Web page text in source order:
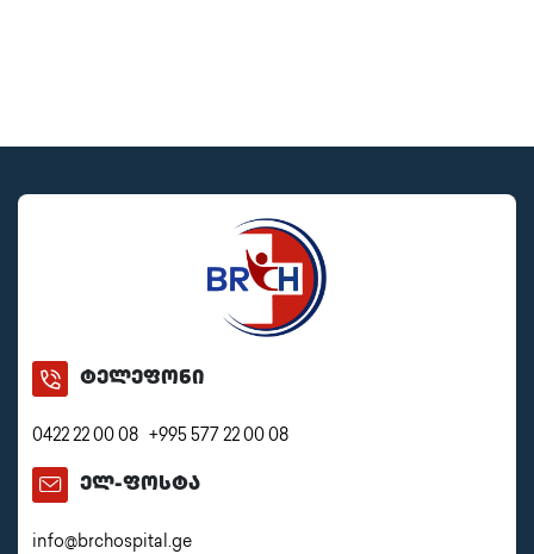
ტელეფონი
0422 22 00 08 +995 577 22 00 08
ელ-ფოსტა
info@brchospital.ge